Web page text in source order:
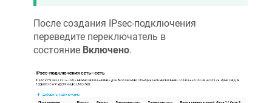
После создания IPsec-подключения
переведите переключатель в
состояние Включено.